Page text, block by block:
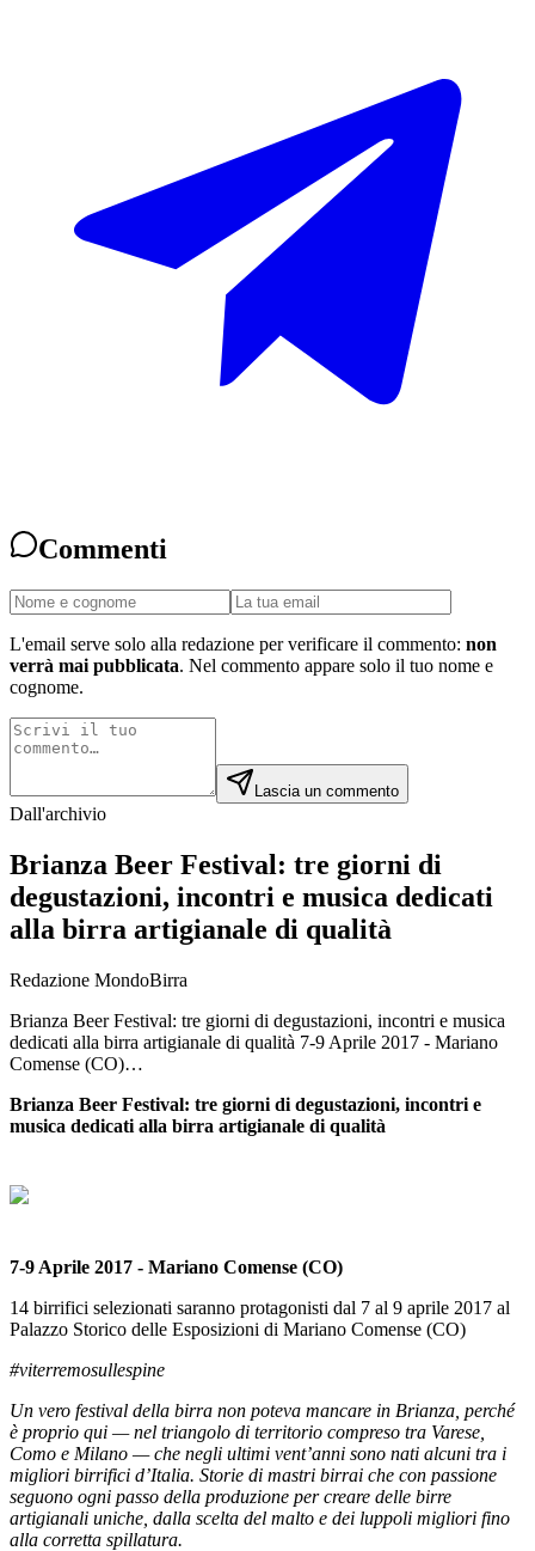
Commenti
L'email serve solo alla redazione per verificare il commento: non
verrà mai pubblicata. Nel commento appare solo il tuo nome e
cognome.
Lascia un commento
Dall'archivio
Brianza Beer Festival: tre giorni di
degustazioni, incontri e musica dedicati
alla birra artigianale di qualità
Redazione MondoBirra
Brianza Beer Festival: tre giorni di degustazioni, incontri e musica
dedicati alla birra artigianale di qualità 7-9 Aprile 2017 - Mariano
Comense (CO)…
Brianza Beer Festival: tre giorni di degustazioni, incontri e
musica dedicati alla birra artigianale di qualità
7-9 Aprile 2017 - Mariano Comense (CO)
14 birrifici selezionati saranno protagonisti dal 7 al 9 aprile 2017 al
Palazzo Storico delle Esposizioni di Mariano Comense (CO)
#viterremosullespine
Un vero festival della birra non poteva mancare in Brianza, perché
è proprio qui — nel triangolo di territorio compreso tra Varese,
Como e Milano — che negli ultimi vent’anni sono nati alcuni tra i
migliori birrifici d’Italia. Storie di mastri birrai che con passione
seguono ogni passo della produzione per creare delle birre
artigianali uniche, dalla scelta del malto e dei luppoli migliori fino
alla corretta spillatura.